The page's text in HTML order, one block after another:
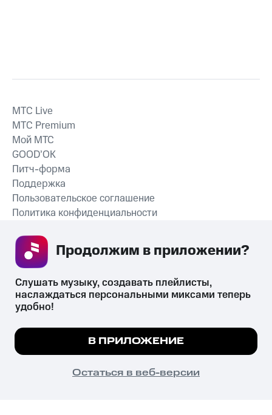
СКАЧАТЬ ПРИЛОЖЕНИЕ
MTС Live
MTС Premium
Мой МТС
GOOD’OK
Питч-форма
Поддержка
Пользовательское соглашение
Политика конфиденциальности
психотропных веществ, их аналогов причиняет вред здоровью,
их незаконный оборот запрещён и влечёт установленную
законодательством ответственность.
© 2026 ООО «КИОН».
Все права защищены
Мы используем куки, чтобы на сайте все
Подробнее
ПОНЯТНО
Слушать музыку, создавать плейлисты,
наслаждаться персональными миксами теперь
удобно!
В ПРИЛОЖЕНИЕ
Остаться в веб-версии